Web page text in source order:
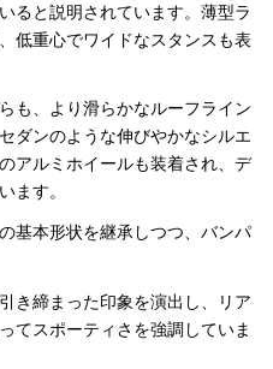
ると説明されています。薄型ラ
低重心でワイドなスタンスも表
も、より滑らかなルーフライン
ダンのような伸びやかなシルエ
アルミホイールも装着され、デ
ます。
基本形状を継承しつつ、バンパ
き締まった印象を演出し、リア
てスポーティさを強調していま